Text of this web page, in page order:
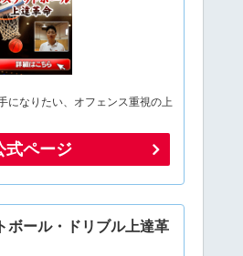
になりたい、オフェンス重視の上
式ページ
ボール・ドリブル上達革